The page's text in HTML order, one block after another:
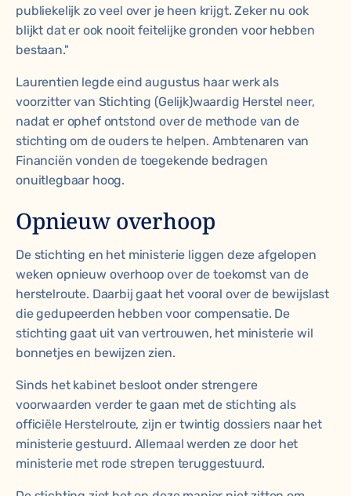
publiekelijk zo veel over je heen krijgt. Zeker nu ook
blijkt dat er ook nooit feitelijke gronden voor hebben
bestaan."
Laurentien legdeeind augustus haar werk als
voorzitter van Stichting (Gelijk)waardig Herstel neer,
nadat er ophef ontstond over de methode van de
stichting om de ouders te helpen. Ambtenaren van
Financiën vonden de toegekende bedragen
onuitlegbaar hoog.
Opnieuw overhoop
De stichting en het ministerie liggen deze afgelopen
wekenopnieuw overhoop over de toekomst van de
herstelroute. Daarbij gaat het vooral over de bewijslast
die gedupeerden hebben voor compensatie. De
stichting gaat uit van vertrouwen, het ministerie wil
bonnetjes en bewijzen zien.
Sinds het kabinet besloot onder strengere
voorwaarden verder te gaan met de stichting als
officiële Herstelroute, zijn er twintig dossiers naar het
ministerie gestuurd. Allemaal werden ze door het
ministerie met rode strepen teruggestuurd.